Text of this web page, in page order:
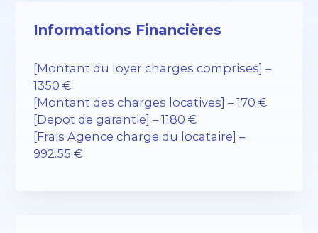
Informations Financières
[Montant du loyer charges comprises] –
1350 €
[Montant des charges locatives] – 170 €
[Depot de garantie] – 1180 €
[Frais Agence charge du locataire] –
992.55 €